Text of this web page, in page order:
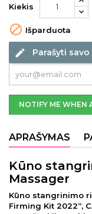
Kiekis
 Išparduota
edit Parašyti
NOTIFY ME WHEN
APRAŠYMAS
Kūno
Massager
Kūno stangrinimo
Firming Kit 2022“,